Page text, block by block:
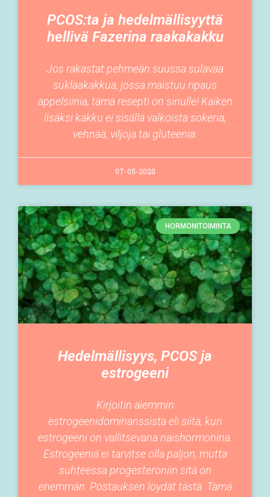
PCOS:ta ja hedelmällisyyttä
hellivä Fazerina raakakakku
Jos rakastat pehmeän suussa sulavaa
suklaakakkua, jossa maistuu ripaus
appelsiinia, tämä resepti on sinulle! Kaiken
lisäksi kakku ei sisällä valkoista sokeria,
vehnää, viljoja tai gluteenia.
07-05-2020
HORMONITOIMINTA
Hedelmällisyys, PCOS ja
estrogeeni
Kirjoitin aiemmin
estrogeenidominanssista eli siitä, kun
estrogeeni on vallitsevana naishormonina.
Estrogeeniä ei tarvitse olla paljon, mutta
suhteessa progesteroniin sitä on
enemmän. Postauksen löydät tästä. Tämä